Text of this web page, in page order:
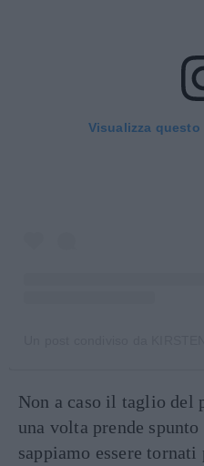
Visualizza
Non a caso il taglio del
una volta prende
sappiamo essere